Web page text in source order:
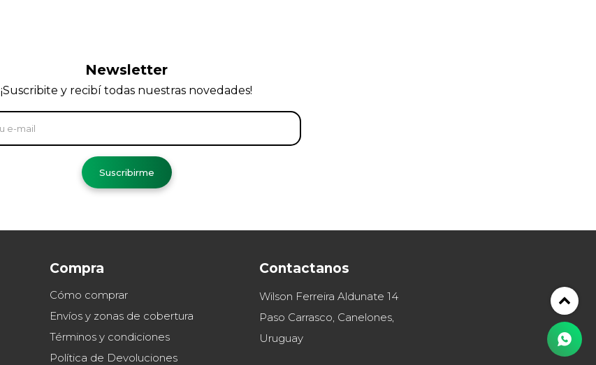
Compra
Cómo comprar
Envíos y zonas de cobertura
Términos y condiciones
Política de Devoluciones
Contactanos
Wilson Ferreira Aldunate 14
Paso Carrasco, Canelones,
Uruguay
Newsletter
¡Suscribite y recibí todas nuestras novedades!
Suscribirme